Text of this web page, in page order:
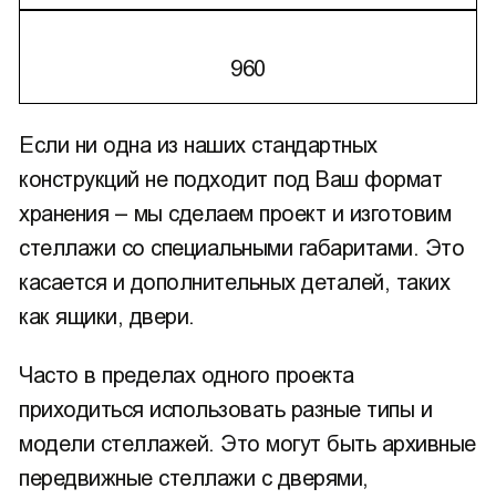
960
Если ни одна из наших стандартных
конструкций не подходит под Ваш формат
хранения – мы сделаем проект и изготовим
стеллажи со специальными габаритами. Это
касается и дополнительных деталей, таких
как ящики, двери.
Часто в пределах одного проекта
приходиться использовать разные типы и
модели стеллажей. Это могут быть архивные
передвижные стеллажи с дверями,